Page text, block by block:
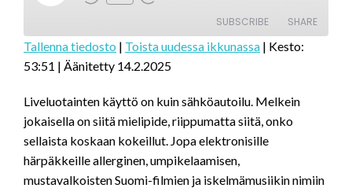
Episode
SUBSCRIBE SHARE
SHARE
LINK
EMBED
Tallenna tiedosto | Toista uudessa ikkunassa | Kesto:
53:51 | Äänitetty 14.2.2025
Liveluotainten käyttö on kuin sähköautoilu. Melkein
jokaisella on siitä mielipide, riippumatta siitä, onko
sellaista koskaan kokeillut. Jopa elektronisille
härpäkkeille allerginen, umpikelaamisen,
mustavalkoisten Suomi-filmien ja iskelmämusiikin nimiin